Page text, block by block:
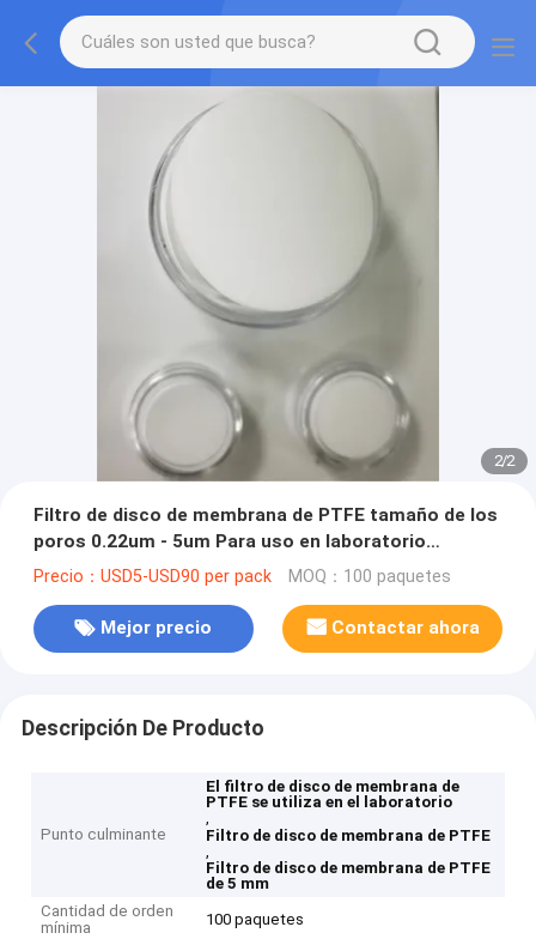
2/2
Filtro de disco de membrana de PTFE tamaño de los
poros 0.22um - 5um Para uso en laboratorio
Evaluación de la calidad del aire ambiente
Precio：USD5-USD90 per pack MOQ：100 paquetes
Mejor precio Contactar ahora
Descripción De Producto
Punto culminante
El filtro de disco de membrana de
PTFE se utiliza en el laboratorio
,
Filtro de disco de membrana de PTFE
,
Filtro de disco de membrana de PTFE
de 5 mm
Cantidad de orden
mínima
100 paquetes